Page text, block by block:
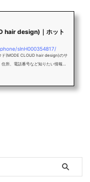
hair design)｜ホット
slnH000354817/
ド(MODE CLOUD hair design)のサ
所、電話番号など知りたい情報満